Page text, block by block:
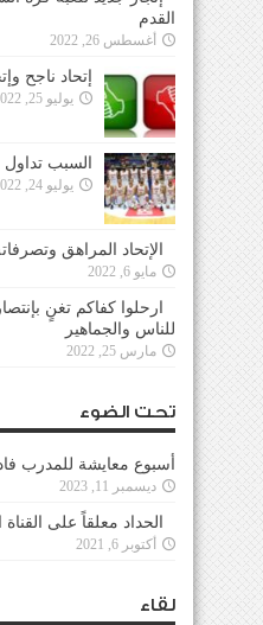
القدم
أغسطس 26, 2022
إتحاد ناجح
يوليو 25, 2022
السبب تداول
يوليو 24, 2022
الإتحاد المراهق
مايو 6, 2022
ارحلوا كفاكم تغنٍ
للناس والجماهير
مارس 25, 2022
تحت الضوء
أسبوع معايشة للمدرب
ديسمبر 11, 2023
الحداد معلقاً على القناة
أكتوبر 6, 2021
لقاء